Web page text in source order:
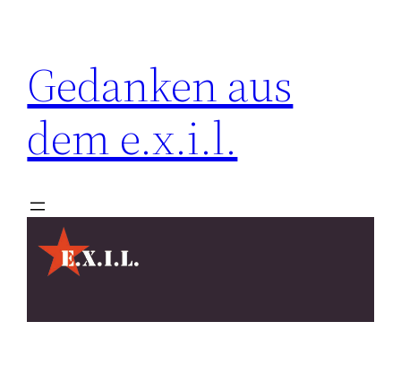
springen
Gedanken aus
dem e.x.i.l.